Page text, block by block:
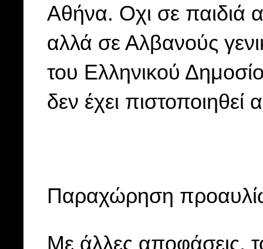
Αθήνα. Οχι σε παιδιά
αλλά σε Αλβανούς
του Ελληνικού
δεν έχει
Παραχώρηση
Με άλλες αποφάσεις,